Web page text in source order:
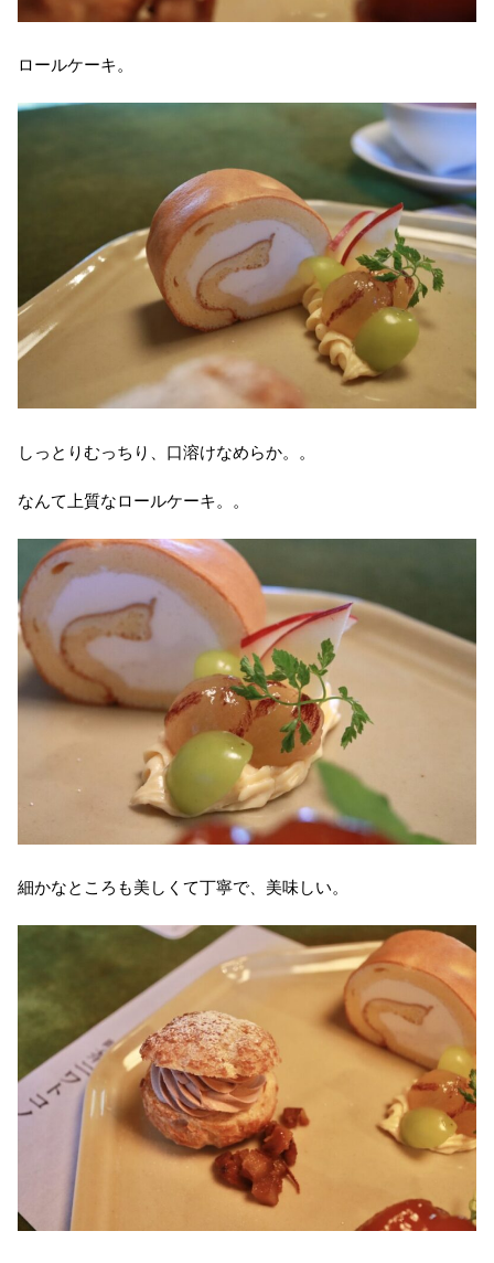
ロールケーキ。
しっとりむっちり、口溶けなめらか。。
なんて上質なロールケーキ。。
細かなところも美しくて丁寧で、美味しい。